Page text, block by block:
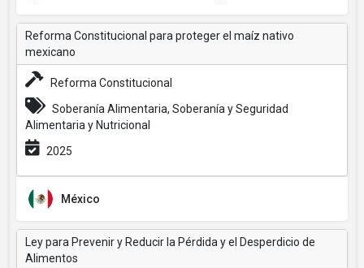
Reforma Constitucional para proteger el maíz nativo
mexicano
Reforma Constitucional
Soberanía Alimentaria, Soberanía y Seguridad
Alimentaria y Nutricional
2025
México
Ley para Prevenir y Reducir la Pérdida y el Desperdicio de
Alimentos